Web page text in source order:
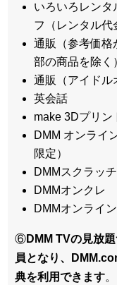
いろいろレン
フ（レンタル代
通販（参考価格
部の商品を除く
通販（アイドル
英会話
make 3Dプリン
DMM オンライ
限定）
DMMスクラッチ
DMMオンクレ
DMMオンライ
⑥DMM TVの見放
員となり、
典を利用できます。